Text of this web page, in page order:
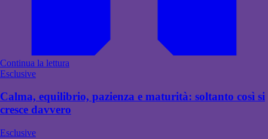
Continua la lettura
Esclusive
Calma, equilibrio, pazienza e maturità: soltanto così si
cresce davvero
Esclusive